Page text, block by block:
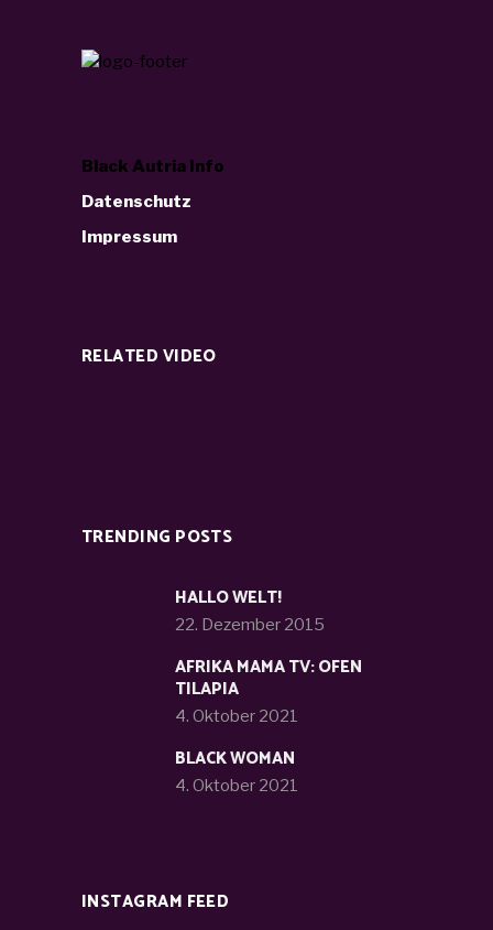
Black Autria Info
Datenschutz
Impressum
RELATED VIDEO
TRENDING POSTS
HALLO WELT!
22. Dezember 2015
AFRIKA MAMA TV: OFEN
TILAPIA
4. Oktober 2021
BLACK WOMAN
4. Oktober 2021
INSTAGRAM FEED